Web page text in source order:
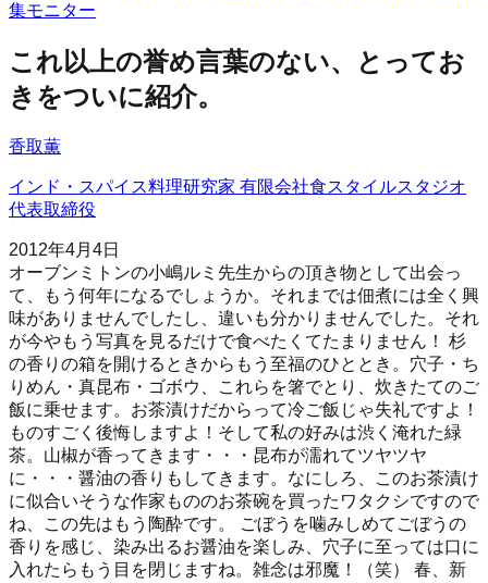
集モニター
これ以上の誉め言葉のない、とってお
きをついに紹介。
香取薫
インド・スパイス料理研究家 有限会社食スタイルスタジオ
代表取締役
2012年4月4日
オーブンミトンの小嶋ルミ先生からの頂き物として出会っ
て、もう何年になるでしょうか。それまでは佃煮には全く興
味がありませんでしたし、違いも分かりませんでした。それ
が今やもう写真を見るだけで食べたくてたまりません！ 杉
の香りの箱を開けるときからもう至福のひととき。穴子・ち
りめん・真昆布・ゴボウ、これらを箸でとり、炊きたてのご
飯に乗せます。お茶漬けだからって冷ご飯じゃ失礼ですよ！
ものすごく後悔しますよ！そして私の好みは渋く淹れた緑
茶。山椒が香ってきます・・・昆布が濡れてツヤツヤ
に・・・醤油の香りもしてきます。なにしろ、このお茶漬け
に似合いそうな作家もののお茶碗を買ったワタクシですので
ね、この先はもう陶酔です。 ごぼうを噛みしめてごぼうの
香りを感じ、染み出るお醤油を楽しみ、穴子に至っては口に
入れたらもう目を閉じますね。雑念は邪魔！（笑） 春、新